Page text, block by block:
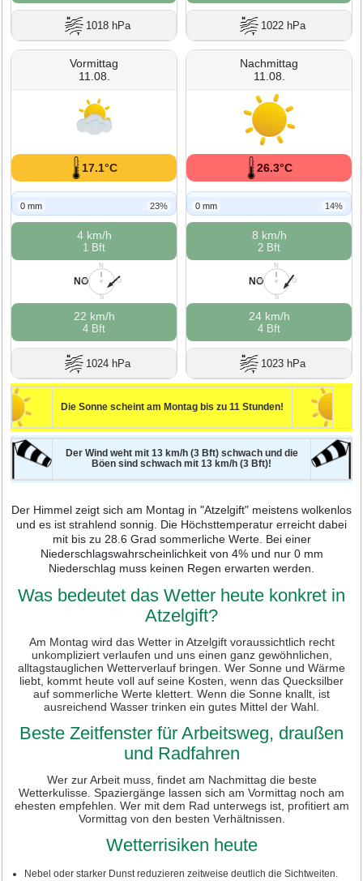
1018 hPa 1022 hPa
Vormittag
11.08.
17.1°C
0 mm 23%
4 km/h
1 Bft
N
O
S
W
NO
22 km/h
4 Bft
1024 hPa
Nachmittag
11.08.
26.3°C
0 mm 14%
8 km/h
2 Bft
N
O
S
W
NO
24 km/h
4 Bft
1023 hPa
Die Sonne scheint am Montag bis zu 11 Stunden!
Der Wind weht mit 13 km/h (3 Bft) schwach und die
Böen sind schwach mit 13 km/h (3 Bft)!
Der Himmel zeigt sich am Montag in "Atzelgift" meistens wolkenlos
und es ist strahlend sonnig. Die Höchsttemperatur erreicht dabei
mit bis zu 28.6 Grad sommerliche Werte. Bei einer
Niederschlagswahrscheinlichkeit von 4% und nur 0 mm
Niederschlag muss keinen Regen erwarten werden.
Was bedeutet das Wetter heute konkret in
Atzelgift?
Am Montag wird das Wetter in Atzelgift voraussichtlich recht
unkompliziert verlaufen und uns einen ganz gewöhnlichen,
alltagstauglichen Wetterverlauf bringen. Wer Sonne und Wärme
liebt, kommt heute voll auf seine Kosten, wenn das Quecksilber
auf sommerliche Werte klettert. Wenn die Sonne knallt, ist
ausreichend Wasser trinken ein gutes Mittel der Wahl.
Beste Zeitfenster für Arbeitsweg, draußen
und Radfahren
Wer zur Arbeit muss, findet am Nachmittag die beste
Wetterkulisse. Spaziergänge lassen sich am Vormittag noch am
ehesten empfehlen. Wer mit dem Rad unterwegs ist, profitiert am
Vormittag von den besten Verhältnissen.
Wetterrisiken heute
Nebel oder starker Dunst reduzieren zeitweise deutlich die Sichtweiten.